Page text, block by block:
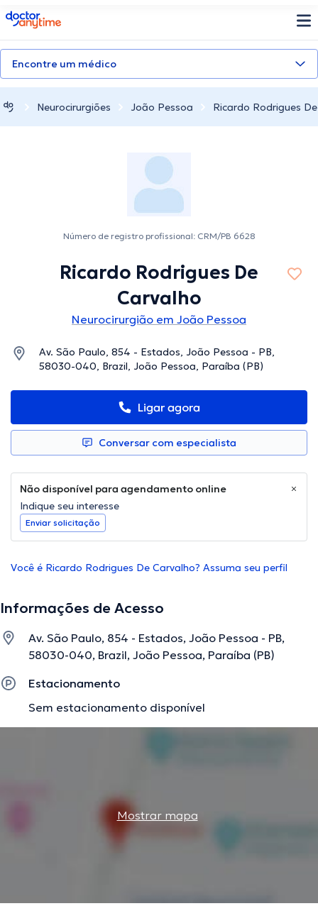
doctoranytime
Encontre um médico
Neurocirurgiões João Pessoa Ricardo Rodrigues
Número de registro profissional: CRM/PB 6628
Ricardo Rodrigues De
Carvalho
Neurocirurgião em João Pessoa
Av. São Paulo, 854 - Estados, João Pessoa - PB,
58030-040, Brazil, João Pessoa, Paraíba (PB)
Ligar agora
Conversar com especialista
Não disponível para agendamento online
Indique seu interesse
Enviar solicitação
Você é Ricardo Rodrigues De Carvalho? Assuma seu perfil
Informações de Acesso
Av. São Paulo, 854 - Estados, João Pessoa - PB,
58030-040, Brazil, João Pessoa, Paraíba (PB)
Estacionamento
Sem estacionamento disponível
Mostrar mapa